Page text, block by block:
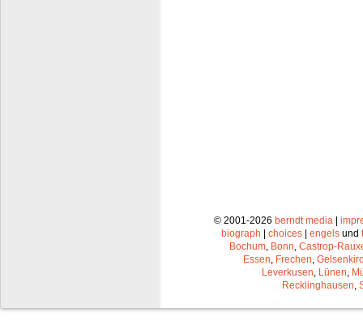
© 2001-2026 berndt media |
biograph | choices | engels und
Bochum Bonn Castrop-
Essen Frechen
Leverkusen Lünen
Recklinghausen